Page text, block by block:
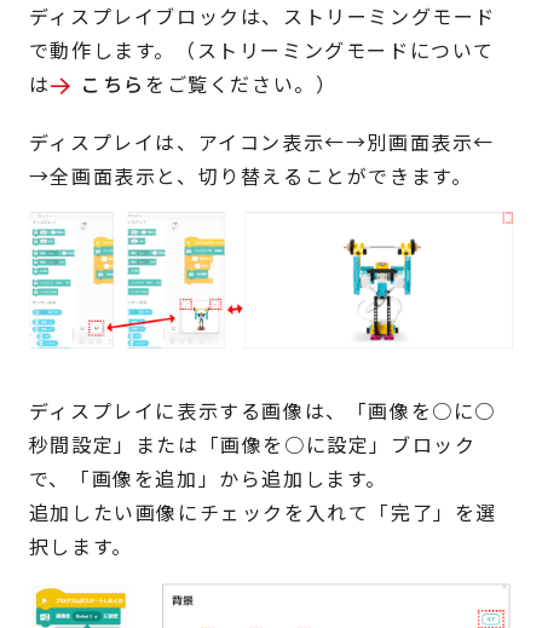
ディスプレイブロックは、ストリーミングモード
で動作します。（ストリーミングモードについて
は
こちら をご覧ください。）
ディスプレイは、アイコン表示←→別画面表示←
→全画面表示と、切り替えることができます。
ディスプレイに表示する画像は、「画像を○に○
秒間設定」または「画像を○に設定」ブロック
で、「画像を追加」から追加します。
追加したい画像にチェックを入れて「完了」を選
択します。